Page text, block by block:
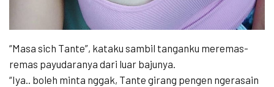
“Masa sich Tante”, kataku sambil tanganku meremas-
remas payudaranya dari luar bajunya.
“Iya.. boleh minta nggak, Tante girang pengen ngerasain